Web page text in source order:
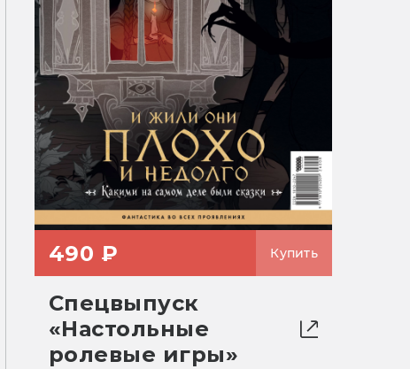
490 ₽ Купить
Спецвыпуск
«Настольные
ролевые игры»